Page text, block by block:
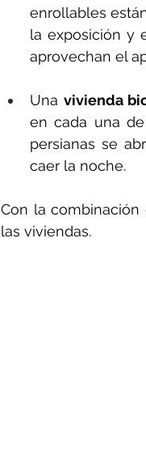
enrollables
la exposición y
aprovechan el
Una vivienda
en cada una
persianas se
caer la noche.
Con la
las viviendas.